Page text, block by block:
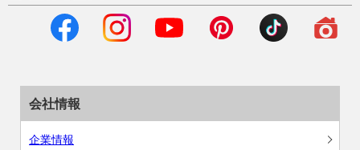
会社情報
企業情報